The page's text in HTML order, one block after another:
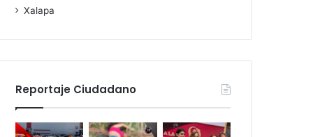
Xalapa
Reportaje Ciudadano